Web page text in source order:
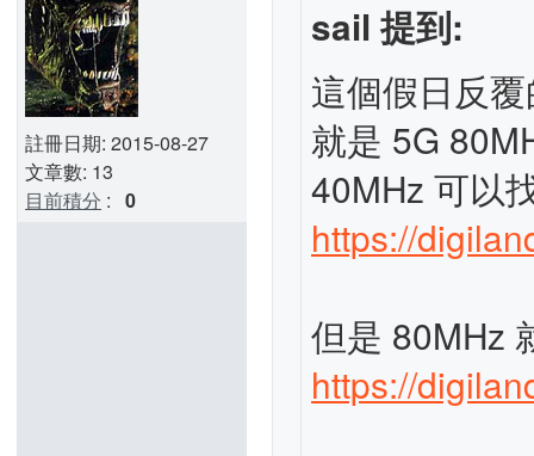
註冊日期: 2015-08-27
文章數: 13
目前積分 : 0
sail 提到:
這個假日反
就是 5G
40MHz 可以
https://
但是 80MHz
https://